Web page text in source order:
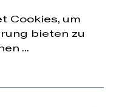
Cookies, um
bieten zu
...